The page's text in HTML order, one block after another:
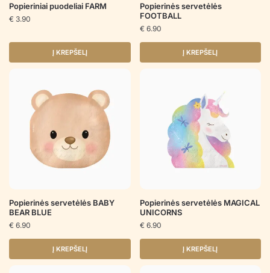
Popieriniai puodeliai FARM
€ 3.90
Į KREPŠELĮ
Popierinės servetėlės
FOOTBALL
€ 6.90
Į KREPŠELĮ
Popierinės servetėlės BABY
BEAR BLUE
€ 6.90
Į KREPŠELĮ
Popierinės servetėlės MAGICAL
UNICORNS
€ 6.90
Į KREPŠELĮ